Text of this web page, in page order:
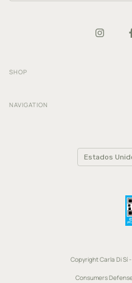
SHOP
NAVIGATION
Copyright Carla Di Sí
Consumers